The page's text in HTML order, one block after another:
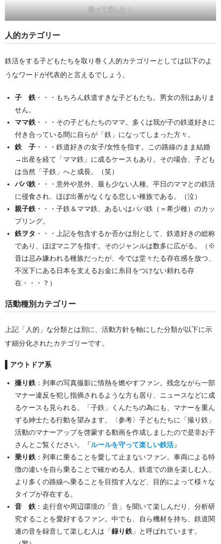
撮って楽しむ！
人的カテゴリー
鉄活をする子どもたちを取り巻く人的カテゴリーとしては以下のよ
うなワードが代表的と言えるでしょう。
子 鉄・・・もちろん鉄道すきな子どもたち。男女の別はありま
せん。
ママ鉄・・・その子どもたちのママ。多くは我が子の鉄道好きに
付き合っている間に自らが「鉄」になってしまった方々。
鉄 子・・・鉄道好きの女子/女性を指す。この路線のまま結婚
→出産を経て「ママ鉄」に成るケースもあり。その場合、子ども
は当然「子鉄」へと成長。（笑）
パパ鉄・・・意外や意外、最も少ない人種。平日のママとの鉄活
に侵食され、ほぼ出番がなくなる悲しい種族である。（泣）
親子鉄・・・子鉄＆ママ鉄、あるいはパパ鉄（＝希少種）のカッ
プリング。
鉄ヲタ ・・・上記を包含するか否かは別として、鉄道好きの総称
であり、ほぼマニアを指す。そのジャンルは数多に広がる。（※
昔は忌み嫌われる種族だったが、今では堂々たる存在感を放つ、
不況下にある日本を支えるお金に糸目をつけない頼れる存
在・・・？）
活動種別カテゴリー
上記「人的」な分類とは別に、活動方針を軸にした分類が以下に示
す細分化されたカテゴリーです。
アウトドア系
撮り鉄：列車の写真撮影に情熱を燃やすファン。残念ながら一部
マナー違反を犯し指摘されるような方も居り、ニュースなどに成
るケースも見られる。「子鉄」くんたちの為にも、マナーを重ん
ずる紳士たる行動を望みます。〈参考〉子どもたちに「撮り鉄」
活動のマナーアップを啓蒙する動画を作成しましたので是非お子
さんとご覧ください。『ルールを守って楽しい鉄活』
乗り鉄：列車に乗ることを愛して止まないファン。車両による特
徴の違いを自ら乗ることで確かめる人、鉄道での旅を楽しむ人、
より多くの路線へ乗ることを目指す人など、目的によって様々な
タイプが存在する。
音 鉄：走行音や周辺環境の「音」を聞いて楽しんだり、分析研
究することを愛好するファン。中でも、自ら機材を持ち、鉄道関
連の音を録音して楽しむ人は「録り鉄」と呼ばれています。